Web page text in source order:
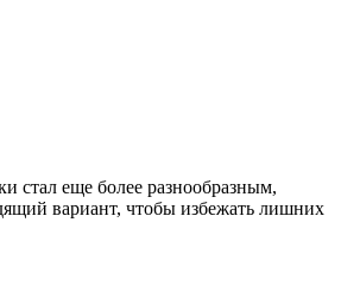
стал еще более разнообразным,
вариант, чтобы избежать лишних